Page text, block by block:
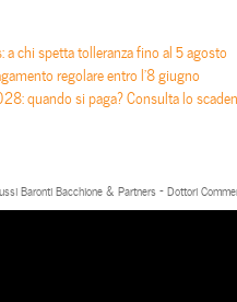
a chi spetta tolleranza fino al 5 agosto
regolare entro l’8 giugno
quando si paga? Consulta lo
Baronti Bacchione & Partners - Dottori